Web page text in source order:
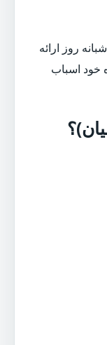
روز ارائه
خود اسباب